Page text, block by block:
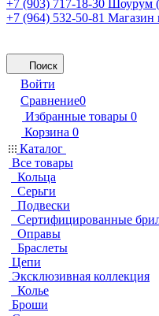
+7 (903) 717-18-30
Шоурум
+7 (964) 532-50-81 Магазин
Поиск
Войти
Сравнение0
Избранные товары 0
Корзина 0
Каталог
Все товары
Кольца
Серьги
Подвески
Сертифицированные
Оправы
Браслеты
Цепи
Эксклюзивная коллекция
Колье
Броши